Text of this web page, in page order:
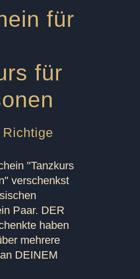
für
für
"Tanzkurs
" verschenkst
Paar. DER
haben
mehrere
DEINEM